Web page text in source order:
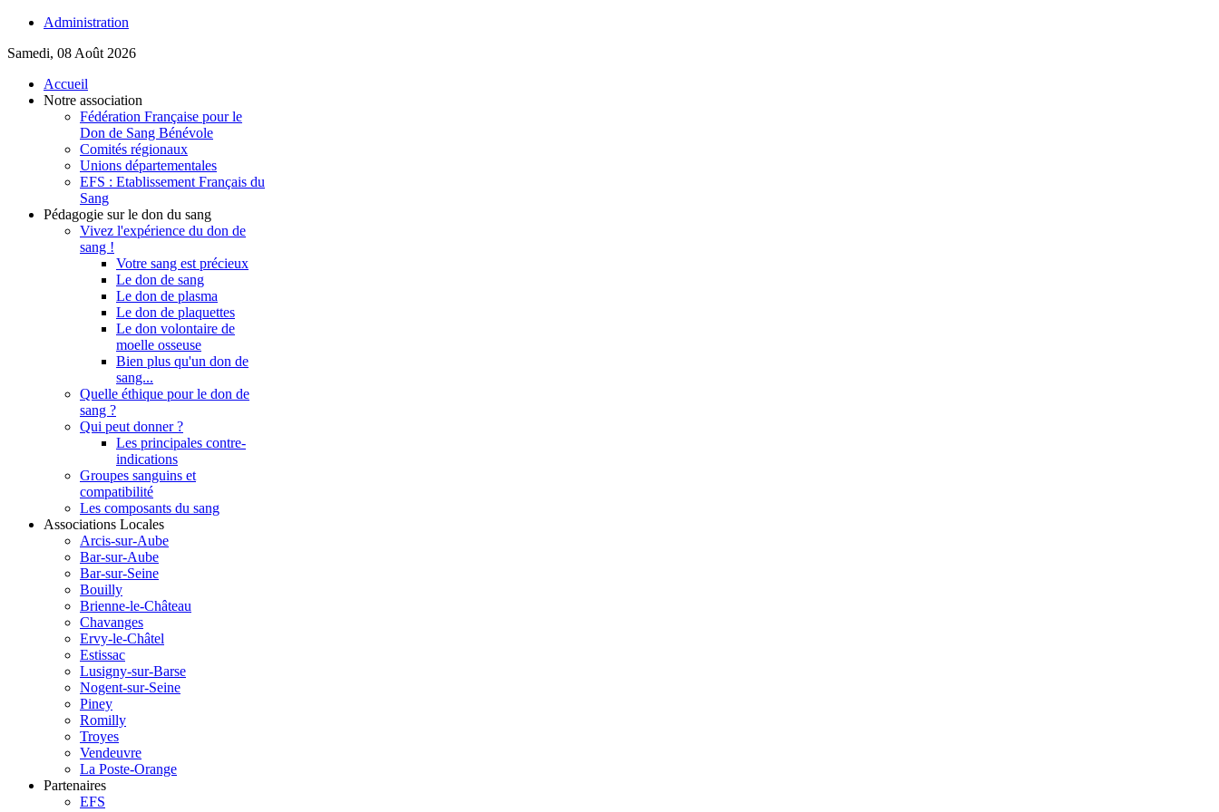
Administration
Samedi, 08 Août 2026
Accueil
Notre association
Fédération Française pour le
Don de Sang Bénévole
Comités régionaux
Unions départementales
EFS : Etablissement Français du
Sang
Pédagogie sur le don du sang
Vivez l'expérience du don de
sang !
Votre sang est précieux
Le don de sang
Le don de plasma
Le don de plaquettes
Le don volontaire de
moelle osseuse
Bien plus qu'un don de
sang...
Quelle éthique pour le don de
sang ?
Qui peut donner ?
Les principales contre-
indications
Groupes sanguins et
compatibilité
Les composants du sang
Associations Locales
Arcis-sur-Aube
Bar-sur-Aube
Bar-sur-Seine
Bouilly
Brienne-le-Château
Chavanges
Ervy-le-Châtel
Estissac
Lusigny-sur-Barse
Nogent-sur-Seine
Piney
Romilly
Troyes
Vendeuvre
La Poste-Orange
Partenaires
EFS